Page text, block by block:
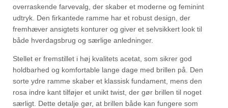
overraskende farvevalg, der skaber et moderne og feminint
udtryk. Den firkantede ramme har et robust design, der
fremhæver ansigtets konturer og giver et selvsikkert look til
både hverdagsbrug og særlige anledninger.
Stellet er fremstillet i høj kvalitets acetat, som sikrer god
holdbarhed og komfortable lange dage med brillen på. Den
sorte ydre ramme skaber et klassisk fundament, mens den
rosa indre kant tilføjer et unikt twist, der gør brillen til noget
særligt. Dette detalje gør, at brillen både kan fungere som